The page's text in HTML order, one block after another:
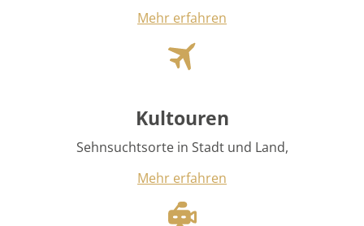
Kultouren
Mehr erfahren
Film & Medien